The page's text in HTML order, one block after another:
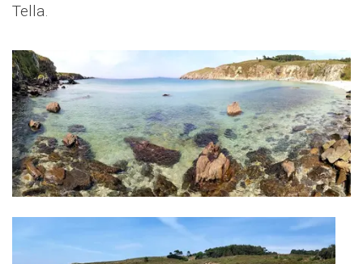
Tella.